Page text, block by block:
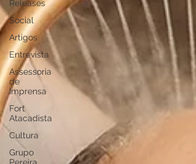
Releases
Social
Artigos
Entrevista
Assessoria
de
Imprensa
Fort
Atacadista
Cultura
Grupo